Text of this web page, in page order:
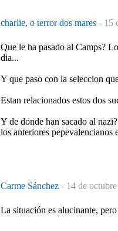
charlie, o terror dos mares - 15
Que le ha pasado al Camps?
dia...
Y que paso con la seleccion
Estan relacionados estos dos
Y de donde han sacado al
los anteriores pepevalencianos
Carme Sánchez - 14 de
La situación es alucinante,